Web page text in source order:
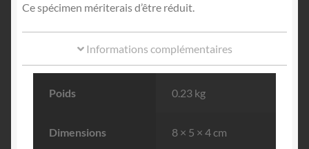
Ce spécimen mériterais d’être réduit.
Informations complémentaires
Poids 0.23 kg
Dimensions 8 × 5 × 4 cm